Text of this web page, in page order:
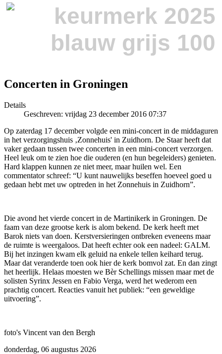
Concerten in Groningen
Details
Geschreven: vrijdag 23 december 2016 07:37
Op zaterdag 17 december volgde een mini-concert in de middaguren
in het verzorgingshuis ‚Zonnehuis' in Zuidhorn. De Staar heeft dat
vaker gedaan tussen twee concerten in een mini-concert verzorgen.
Heel leuk om te zien hoe die ouderen (en hun begeleiders) genieten.
Hard klappen kunnen ze niet meer, maar huilen wel. Een
commentator schreef: “U kunt nauwelijks beseffen hoeveel goed u
gedaan hebt met uw optreden in het Zonnehuis in Zuidhorn”.
Die avond het vierde concert in de Martinikerk in Groningen. De
faam van deze grootse kerk is alom bekend. De kerk heeft met
Barok niets van doen. Kerstversieringen ontbreken eveneens maar
de ruimte is weergaloos. Dat heeft echter ook een nadeel: GALM.
Bij het inzingen kwam elk geluid na enkele tellen keihard terug.
Maar dat veranderde toen ook hier de kerk bomvol zat. En dan zingt
het heerlijk. Helaas moesten we Bèr Schellings missen maar met de
solisten Syrinx Jessen en Fabio Verga, werd het wederom een
prachtig concert. Reacties vanuit het publiek: “een geweldige
uitvoering”.
foto's Vincent van den Bergh
donderdag, 06 augustus 2026